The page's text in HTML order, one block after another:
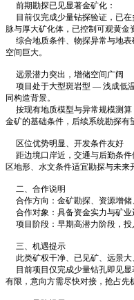
前期勘探已见显著金矿化：
目前仅完成少量钻探验证，已在
脉与厚大矿化体，已控制可观黄金
综合地质条件、物探异常与地表
空间巨大。
远景潜力突出，增储空间广阔
项目处于大型斑岩型 — 浅成低
同构造背景。
按现有地质模型与异常规模测算
金矿的基础条件，后续系统勘探有
区位优势明显、开发条件友好
距边境口岸近，交通与后勤条件
区地形、水文条件适宜勘探与未来
二、合作说明
合作方向：金矿勘探、资源增储
合作对象：具备资金实力与矿业
项目阶段：早期高潜力阶段，投
三、机遇提示
此类矿权干净、已见矿、远景大
目前项目仅完成少量钻孔即见显
有限，意向方需尽快对接，抢占先